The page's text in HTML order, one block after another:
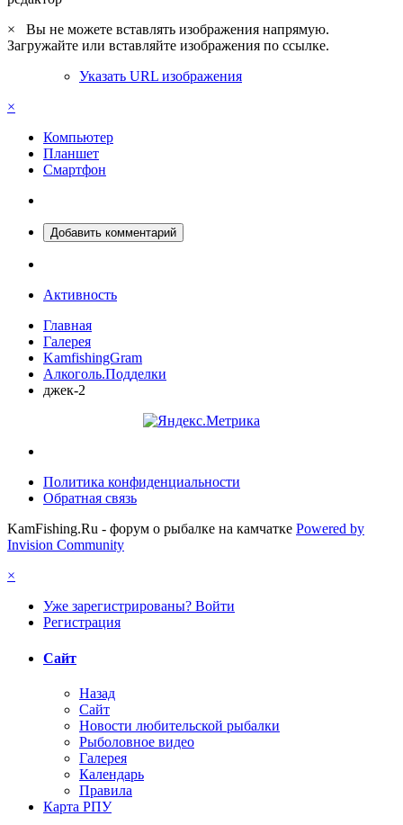
×
Вы не можете вставлять изображения напрямую.
Загружайте или вставляйте изображения по ссылке.
Указать URL изображения
×
Компьютер
Планшет
Смартфон
Добавить комментарий
Активность
Главная
Галерея
KamfishingGram
Алкоголь.Подделки
джек-2
Политика конфиденциальности
Обратная связь
KamFishing.Ru - форум о рыбалке на камчатке Powered by
Invision Community
×
Уже зарегистрированы? Войти
Регистрация
Сайт
Назад
Сайт
Новости любительской рыбалки
Рыболовное видео
Галерея
Календарь
Правила
Карта РПУ